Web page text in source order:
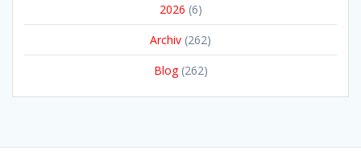
2026 (6)
Archiv (262)
Blog(262)